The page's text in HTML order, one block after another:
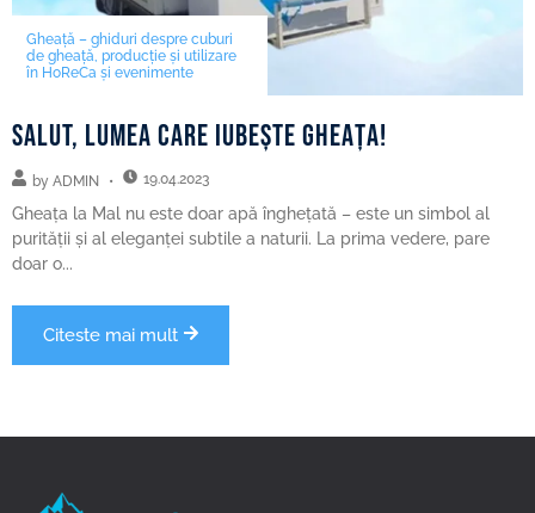
Gheață – ghiduri despre cuburi
de gheață, producție și utilizare
în HoReCa și evenimente
Salut, lumea care iubește gheața!
by ADMIN 19.04.2023
Gheața la Mal nu este doar apă înghețată – este un simbol al
purității și al eleganței subtile a naturii. La prima vedere, pare
doar o...
Citeste mai mult